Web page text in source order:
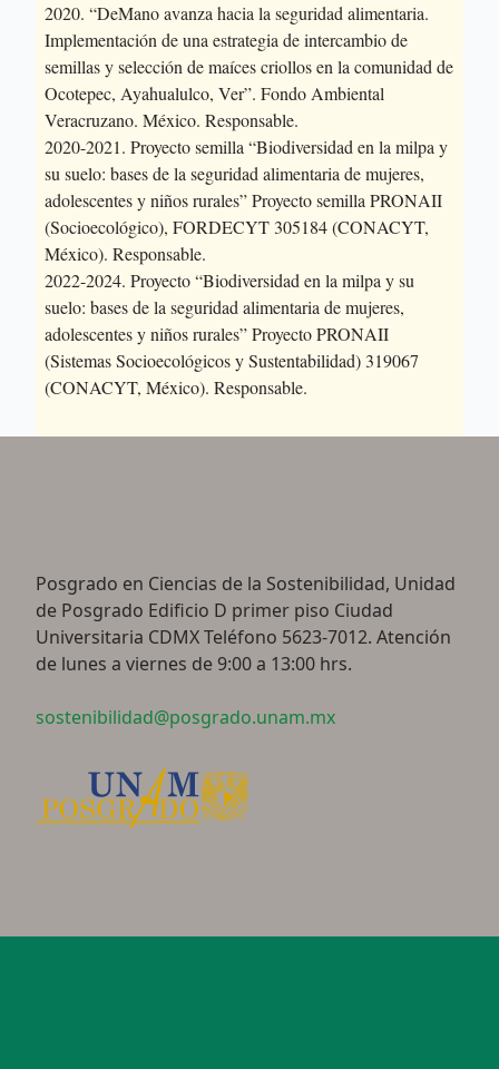
2020. “DeMano avanza hacia la seguridad alimentaria.
Implementación de una estrategia de intercambio de
semillas y selección de maíces criollos en la comunidad de
Ocotepec, Ayahualulco, Ver”. Fondo Ambiental
Veracruzano. México. Responsable.
2020-2021. Proyecto semilla “Biodiversidad en la milpa y
su suelo: bases de la seguridad alimentaria de mujeres,
adolescentes y niños rurales” Proyecto semilla PRONAII
(Socioecológico), FORDECYT 305184 (CONACYT,
México). Responsable.
2022-2024. Proyecto “Biodiversidad en la milpa y su
suelo: bases de la seguridad alimentaria de mujeres,
adolescentes y niños rurales” Proyecto PRONAII
(Sistemas Socioecológicos y Sustentabilidad) 319067
(CONACYT, México). Responsable.
Posgrado en Ciencias de la Sostenibilidad, Unidad
de Posgrado Edificio D primer piso Ciudad
Universitaria CDMX Teléfono 5623-7012. Atención
de lunes a viernes de 9:00 a 13:00 hrs.
sostenibilidad@posgrado.unam.mx